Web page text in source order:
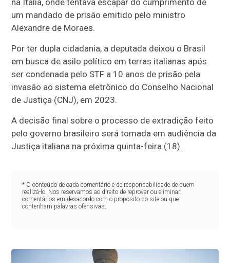
na Itália, onde tentava escapar do cumprimento de
um mandado de prisão emitido pelo ministro
Alexandre de Moraes.
Por ter dupla cidadania, a deputada deixou o Brasil
em busca de asilo político em terras italianas após
ser condenada pelo STF a 10 anos de prisão pela
invasão ao sistema eletrônico do Conselho Nacional
de Justiça (CNJ), em 2023.
A decisão final sobre o processo de extradição feito
pelo governo brasileiro será tomada em audiência da
Justiça italiana na próxima quinta-feira (18).
* O conteúdo de cada comentário é de responsabilidade de quem
realizá-lo. Nos reservamos ao direito de reprovar ou eliminar
comentários em desacordo com o propósito do site ou que
contenham palavras ofensivas.